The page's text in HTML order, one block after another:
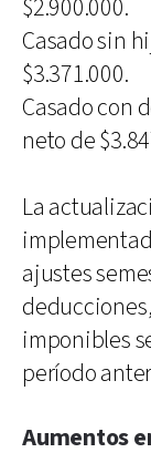
$2.900.000.
Casado sin
$3.371.000.
Casado con
neto de
La
ajustes
imponibles
período
Aumentos